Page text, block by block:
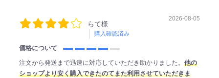
らて様
購入確認済み
2026-08-05
価格について
注文から発送まで迅速に対応していただき助かりました。 他の
ショップより安く購入できたのてまた利用させていただきま